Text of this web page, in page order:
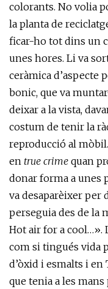
colorants. No volia
la planta de
ficar-ho tot dins un
unes hores. Li va
ceràmica d’aspecte
bonic, que va
deixar a la vista,
costum de tenir la
reproducció al
en true crime quan
donar forma a unes
va desaparèixer per
perseguia des de la
Hot air for a cool…».
com si tingués vida
d’òxid i esmalts i en
que tenia a les mans